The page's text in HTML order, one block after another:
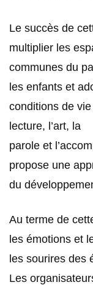
Le succès de
multiplier les
communes du
les enfants et
conditions de
lecture, l’art, la
parole et
propose une
du
Au terme de
les émotions et
les sourires des
Les